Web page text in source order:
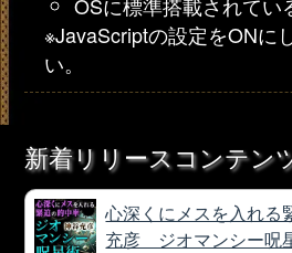
※JavaScriptの設定をONに
い。
新着リリースコンテン
心深くにメスを入れる
充彦 ジオマンシー呪